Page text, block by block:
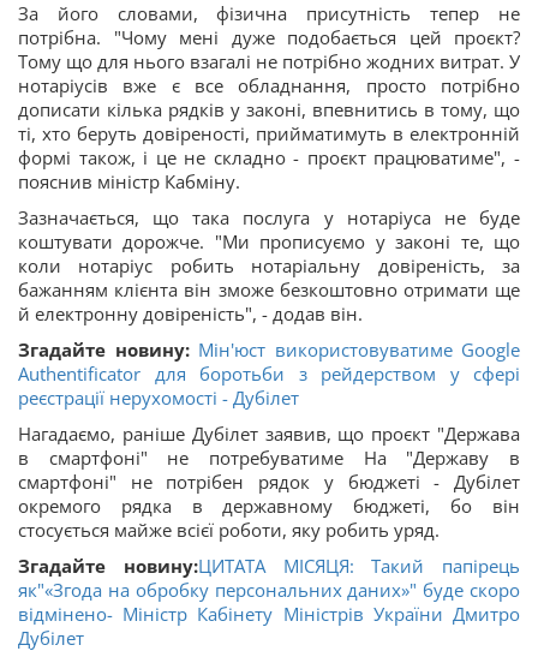
За його словами, фізична присутність тепер не
потрібна. "Чому мені дуже подобається цей проєкт?
Тому що для нього взагалі не потрібно жодних витрат. У
нотаріусів вже є все обладнання, просто потрібно
дописати кілька рядків у законі, впевнитись в тому, що
ті, хто беруть довіреності, прийматимуть в електронній
формі також, і це не складно - проєкт працюватиме", -
пояснив міністр Кабміну.
Зазначається, що така послуга у нотаріуса не буде
коштувати дорожче. "Ми прописуємо у законі те, що
коли нотаріус робить нотаріальну довіреність, за
бажанням клієнта він зможе безкоштовно отримати ще
й електронну довіреність", - додав він.
Згадайте новину: Мін'юст використовуватиме Google
Authentificator для боротьби з рейдерством у сфері
реєстрації нерухомості - Дубілет
Нагадаємо, раніше Дубілет заявив, що проєкт "Держава
в смартфоні" не потребуватиме На "Державу в
смартфоні" не потрібен рядок у бюджеті - Дубілет
окремого рядка в державному бюджеті, бо він
стосується майже всієї роботи, яку робить уряд.
Згадайте новину:ЦИТАТА МІСЯЦЯ: Такий папірець
як"«Згода на обробку персональних даних»" буде скоро
відмінено- Міністр Кабінету Міністрів України Дмитро
Дубілет